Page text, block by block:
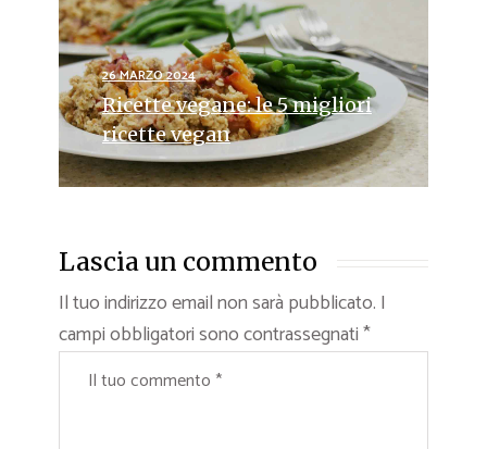
26 MARZO 2024
Ricette vegane: le 5 migliori
ricette vegan
Lascia un commento
Il tuo indirizzo email non sarà pubblicato. I
campi obbligatori sono contrassegnati*